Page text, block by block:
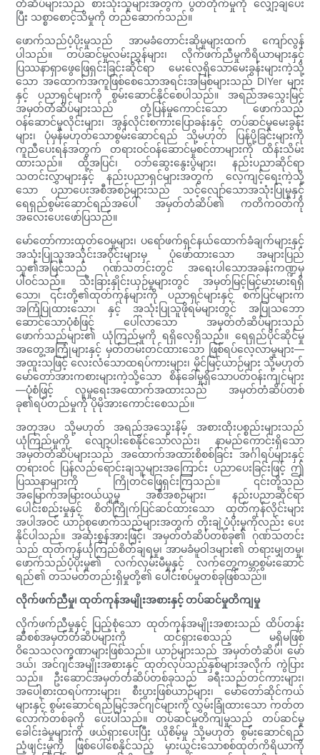
တံဆိပ်များသည် စားသုံးသူများအတွက် ပွတ်တိုက်မှုကို လျှော့ချပေး
ပြီး သစ္စာစောင့်သိမှုကို တည်ဆောက်သည်။
ဖောက်သည်ပံ့ပိုးမှုသည် အာမခံတောင်းဆိုမှုများထက် ကျော်လွန်
ပါသည်။ တပ်ဆင်မှုလမ်းညွှန်များ၊ လိုက်ဖက်ညီမှုကိရိယာများနှင့်
ပြဿနာရှာဖွေဖြေရှင်းခြင်းဆိုင်ရာ မေးလေ့ရှိသောမေးခွန်းများကဲ့သို့
သော အထောက်အကူဖြစ်စေသောအရင်းအမြစ်များသည် DIYer များ
နှင့် ပညာရှင်များကို စွမ်းဆောင်နိုင်စေပါသည်။ အရည်အသွေးမြင့်
အမှတ်တံဆိပ်များသည် တုံ့ပြန်မှုကောင်းသော ဖောက်သည်
ဝန်ဆောင်မှုလိုင်းများ၊ အွန်လိုင်းစကားပြောခန်းနှင့် တပ်ဆင်မှုမေးခွန်း
များ၊ ပုံမှန်မဟုတ်သောစွမ်းဆောင်ရည် သို့မဟုတ် ပြန်ပို့ခြင်းများကို
ကူညီပေးရန်အတွက် တရားဝင်ဝန်ဆောင်မှုစင်တာများကို ထိန်းသိမ်း
ထားသည်။ ထို့အပြင်၊ ဝဘ်ဆွေးနွေးပွဲများ၊ နည်းပညာဆိုင်ရာ
သတင်းလွှာများနှင့် နည်းပညာရှင်များအတွက် လေ့ကျင့်ရေးကဲ့သို့
သော ပညာပေးအစီအစဉ်များသည် သင့်လျော်သောအသုံးပြုမှုနှင့်
ရေရှည်စွမ်းဆောင်ရည်အပေါ် အမှတ်တံဆိပ်၏ ကတိကဝတ်ကို
အလေးပေးဖော်ပြသည်။
မော်တော်ကားထုတ်ဝေမှုများ၊ ပရော်ဖက်ရှင်နယ်ထောက်ခံချက်များနှင့်
အသုံးပြုသူအသိုင်းအဝိုင်းများမှ ပုံဖော်ထားသော အများပြည်
သူ၏အမြင်သည် ဂုဏ်သတင်းတွင် အရေးပါသောအခန်းကဏ္ဍမှ
ပါဝင်သည်။ သီးခြားနှိုင်းယှဉ်မှုများတွင် အမှတ်မြင့်မြင့်မားမားရရှိ
သော၊ ၎င်းတို့၏ထုတ်ကုန်များကို ပညာရှင်များနှင့် စက်ပြင်များက
အကြံပြုထားသော၊ နှင့် အသုံးပြုသူဖိုရမ်များတွင် အပြုသဘော
ဆောင်သောပုံစံဖြင့် ပေါ်လာသော အမှတ်တံဆိပ်များသည်
ဖောက်သည်များ၏ ယုံကြည်မှုကို ရရှိလေ့ရှိသည်။ ရေရှည်ပိုင်ဆိုင်မှု
အတွေ့အကြုံများနှင့် မှတ်တမ်းတင်ထားသော ဖြစ်ရပ်လေ့လာမှုများ—
အထူးသဖြင့် လေးလံသောထရပ်ကားများ၊ မိုင်မြင့်ယာဉ်များ သို့မဟုတ်
မော်တော်အားကစားများကဲ့သို့သော စိန်ခေါ်မှုရှိသောပတ်ဝန်းကျင်များ
—ပုံစံဖြင့် လူမှုရေးအထောက်အထားသည် အမှတ်တံဆိပ်တစ်
ခု၏ရပ်တည်မှုကို ပိုမိုအားကောင်းစေသည်။
အတုအပ သို့မဟုတ် အရည်အသွေးနိမ့် အစားထိုးပစ္စည်းများသည်
ယုံကြည်မှုကို လျော့ပါးစေနိုင်သော်လည်း၊ နာမည်ကောင်းရှိသော
အမှတ်တံဆိပ်များသည် အထောက်အထားစိစစ်ခြင်း အင်္ဂါရပ်များနှင့်
တရားဝင် ပြန်လည်ရောင်းချသူများအကြောင်း ပညာပေးခြင်းဖြင့် ဤ
ပြဿနာများကို ကြိုတင်ဖြေရှင်းကြသည်။ ၎င်းတို့သည်
အမြောက်အမြားဝယ်ယူမှု အစီအစဉ်များ၊ နည်းပညာဆိုင်ရာ
ပေါင်းစည်းမှုနှင့် စိတ်ကြိုက်ပြင်ဆင်ထားသော ထုတ်ကုန်လိုင်းများ
အပါအဝင် ယာဉ်စုဖောက်သည်များအတွက် တိုးချဲ့ပံ့ပိုးမှုကိုလည်း ပေး
နိုင်ပါသည်။ အဆုံးစွန်အားဖြင့်၊ အမှတ်တံဆိပ်တစ်ခု၏ ဂုဏ်သတင်း
သည် ထုတ်ကုန်ယုံကြည်စိတ်ချရမှု၊ အာမခံမူဝါဒများ၏ တရားမျှတမှု၊
ဖောက်သည်ပံ့ပိုးမှု၏ လက်လှမ်းမီမှုနှင့် လက်တွေ့ကမ္ဘာစွမ်းဆောင်
ရည်၏ တသမတ်တည်းရှိမှုတို့၏ ပေါင်းစပ်မှုတစ်ခုဖြစ်သည်။
လိုက်ဖက်ညီမှု၊ ထုတ်ကုန်အမျိုးအစားနှင့် တပ်ဆင်မှုတိကျမှု
လိုက်ဖက်ညီမှုနှင့် ပြည့်စုံသော ထုတ်ကုန်အမျိုးအစားသည် ထိပ်တန်း
ဆီစစ်အမှတ်တံဆိပ်များကို ထင်ရှားစေသည့် မရှိမဖြစ်
ဝိသေသလက္ခဏာများဖြစ်သည်။ ယာဉ်များသည် အမှတ်တံဆိပ်၊ မော်
ဒယ်၊ အင်ဂျင်အမျိုးအစားနှင့် ထုတ်လုပ်သည့်နှစ်များအလိုက် ကွဲပြား
သည်။ ဦးဆောင်အမှတ်တံဆိပ်တစ်ခုသည် ခရီးသည်တင်ကားများ၊
အပေါ့စားထရပ်ကားများ၊ စီးပွားဖြစ်ယာဉ်များ၊ မော်တော်ဆိုင်ကယ်
များနှင့် စွမ်းဆောင်ရည်မြင့်အင်ဂျင်များကို လွှမ်းခြုံထားသော ကတ်တ
လောက်တစ်ခုကို ပေးပါသည်။ တပ်ဆင်မှုတိကျမှုသည် တပ်ဆင်မှု
ခေါင်းခဲမှုများကို ဖယ်ရှားပေးပြီး ယိုစိမ့်မှု သို့မဟုတ် စွမ်းဆောင်ရည်
ညံ့ဖျင်းမှုကို ဖြစ်ပေါ်စေနိုင်သည့် မှားယွင်းသောစစ်ထုတ်ကိရိယာကို